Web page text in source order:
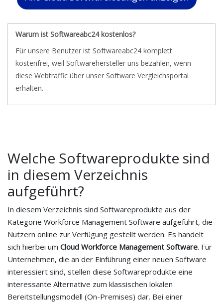
Warum ist Softwareabc24 kostenlos?
Für unsere Benutzer ist Softwareabc24 komplett
kostenfrei, weil Softwarehersteller uns bezahlen, wenn
diese Webtraffic über unser Software Vergleichsportal
erhalten.
Welche Softwareprodukte sind
in diesem Verzeichnis
aufgeführt?
In diesem Verzeichnis sind Softwareprodukte aus der
Kategorie Workforce Management Software aufgeführt, die
Nutzern online zur Verfügung gestellt werden. Es handelt
sich hierbei um Cloud Workforce Management Software. Für
Unternehmen, die an der Einführung einer neuen Software
interessiert sind, stellen diese Softwareprodukte eine
interessante Alternative zum klassischen lokalen
Bereitstellungsmodell (On-Premises) dar. Bei einer